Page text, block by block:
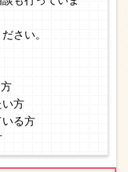
さい。
方
る方